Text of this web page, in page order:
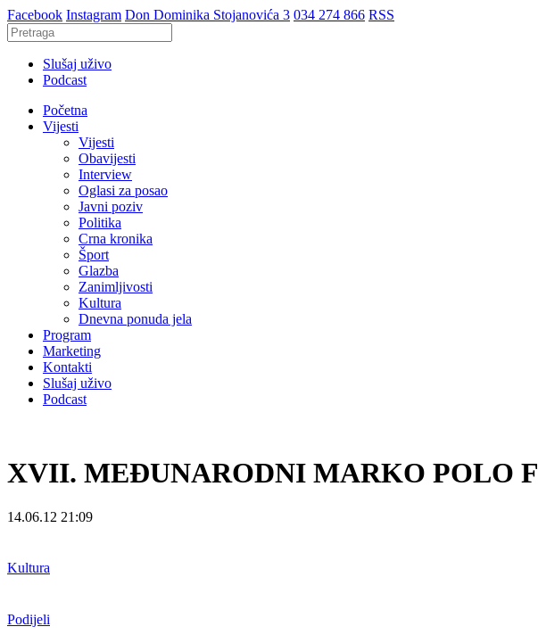
Facebook Instagram Don Dominika Stojanovića 3 034 274 866 RSS
Slušaj uživo
Podcast
Početna
Vijesti
Vijesti
Obavijesti
Interview
Oglasi za posao
Javni poziv
Politika
Crna kronika
Šport
Glazba
Zanimljivosti
Kultura
Dnevna ponuda jela
Program
Marketing
Kontakti
Slušaj uživo
Podcast
XVII. MEĐUNARODNI MARKO POLO
14.06.12 21:09
Kultura
Podijeli